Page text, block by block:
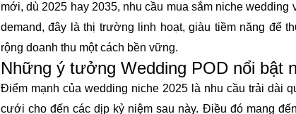
mới, dù 2025 hay 2035, nhu cầu mua sắm niche
demand, đây là thị trường linh hoạt, giàu tiềm năng để
rộng doanh thu một cách bền vững.
Những ý tưởng Wedding POD nổi bật
Điểm mạnh của wedding niche 2025 là nhu cầu trải dài
cưới cho đến các dịp kỷ niệm sau này. Điều đó mang